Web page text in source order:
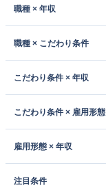
職種 × 年収
職種 × こだわり条件
こだわり条件 × 年収
こだわり条件 × 雇用形態
雇用形態 × 年収
注目条件